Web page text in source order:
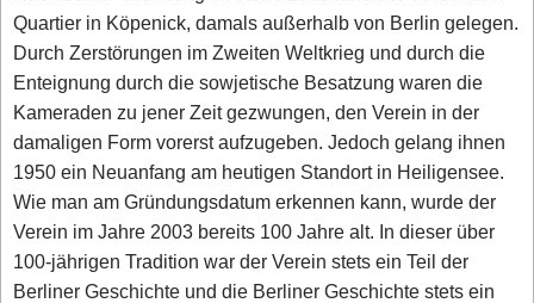
Quartier in Köpenick, damals außerhalb von Berlin gelegen.
Durch Zerstörungen im Zweiten Weltkrieg und durch die
Enteignung durch die sowjetische Besatzung waren die
Kameraden zu jener Zeit gezwungen, den Verein in der
damaligen Form vorerst aufzugeben. Jedoch gelang ihnen
1950 ein Neuanfang am heutigen Standort in Heiligensee.
Wie man am Gründungsdatum erkennen kann, wurde der
Verein im Jahre 2003 bereits 100 Jahre alt. In dieser über
100-jährigen Tradition war der Verein stets ein Teil der
Berliner Geschichte und die Berliner Geschichte stets ein